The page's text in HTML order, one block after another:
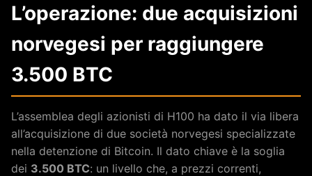
L’operazione: due acquisizioni
norvegesi per raggiungere
3.500 BTC
L’assemblea degli azionisti di H100 ha dato il via libera
all’acquisizione di due società norvegesi specializzate
nella detenzione di Bitcoin. Il dato chiave è la soglia
dei 3.500 BTC: un livello che, a prezzi correnti,